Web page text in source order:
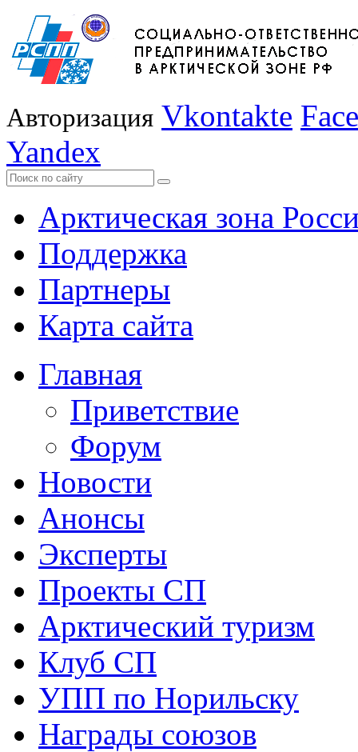
Авторизация Vkontakte
Yandex
Арктическая зона
Поддержка
Партнеры
Карта сайта
Главная
Приветствие
Форум
Новости
Анонсы
Эксперты
Проекты СП
Арктический туризм
Клуб СП
УПП по Норильску
Награды союзов